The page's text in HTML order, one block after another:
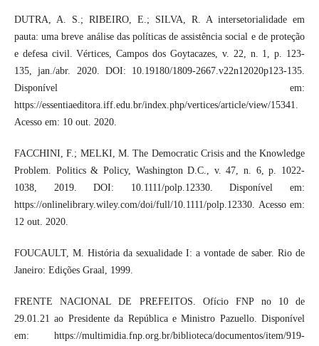
DUTRA, A. S.; RIBEIRO, E.; SILVA, R. A intersetorialidade em
pauta: uma breve análise das políticas de assistência social e de proteção
e defesa civil. Vértices, Campos dos Goytacazes, v. 22, n. 1, p. 123-
135, jan./abr. 2020. DOI: 10.19180/1809-2667.v22n12020p123-135.
Disponível em:
https://essentiaeditora.iff.edu.br/index.php/vertices/article/view/15341.
Acesso em: 10 out. 2020.
FACCHINI, F.; MELKI, M. The Democratic Crisis and the Knowledge
Problem. Politics & Policy, Washington D.C., v. 47, n. 6, p. 1022-
1038, 2019. DOI: 10.1111/polp.12330. Disponível em:
https://onlinelibrary.wiley.com/doi/full/10.1111/polp.12330. Acesso em:
12 out. 2020.
FOUCAULT, M. História da sexualidade I: a vontade de saber. Rio de
Janeiro: Edições Graal, 1999.
FRENTE NACIONAL DE PREFEITOS. Ofício FNP no 10 de
29.01.21 ao Presidente da República e Ministro Pazuello. Disponível
em: https://multimidia.fnp.org.br/biblioteca/documentos/item/919-